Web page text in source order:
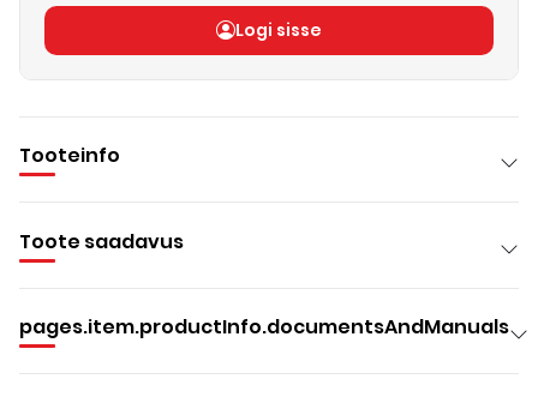
Logi sisse
Tooteinfo
Toote saadavus
pages.item.productInfo.documentsAndManuals